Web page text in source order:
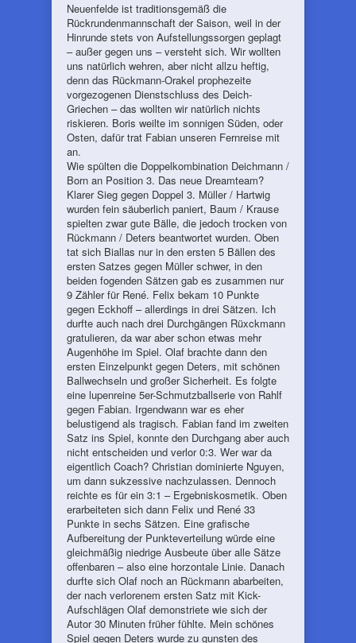
Neuenfelde ist traditionsgemäß die
Rückrundenmannschaft der Saison, weil in der
Hinrunde stets von Aufstellungssorgen geplagt
– außer gegen uns – versteht sich. Wir wollten
uns natürlich wehren, aber nicht allzu heftig,
denn das Rückmann-Orakel prophezeite
vorgezogenen Dienstschluss des Deich-
Griechen – das wollten wir natürlich nichts
riskieren. Boris weilte im sonnigen Süden, oder
Osten, dafür trat Fabian unseren Fernreise mit
an.
Wie spülten die Doppelkombination Deichmann /
Born an Position 3. Das neue Dreamteam?
Klarer Sieg gegen Doppel 3. Müller / Hartwig
wurden fein säuberlich paniert, Baum / Krause
spielten zwar gute Bälle, die jedoch trocken von
Rückmann / Deters beantwortet wurden. Oben
tat sich Biallas nur in den ersten 5 Bällen des
ersten Satzes gegen Müller schwer, in den
beiden fogenden Sätzen gab es zusammen nur
9 Zähler für René. Felix bekam 10 Punkte
gegen Eckhoff – allerdings in drei Sätzen. Ich
durfte auch nach drei Durchgängen Rüxckmann
gratulieren, da war aber schon etwas mehr
Augenhöhe im Spiel. Olaf brachte dann den
ersten Einzelpunkt gegen Deters, mit schönen
Ballwechseln und großer Sicherheit. Es folgte
eine lupenreine 5er-Schmutzballserie von Rahlf
gegen Fabian. Irgendwann war es eher
belustigend als tragisch. Fabian fand im zweiten
Satz ins Spiel, konnte den Durchgang aber auch
nicht entscheiden und verlor 0:3. Wer war da
eigentlich Coach? Christian dominierte Nguyen,
um dann sukzessive nachzulassen. Dennoch
reichte es für ein 3:1 – Ergebniskosmetik. Oben
erarbeiteten sich dann Felix und René 33
Punkte in sechs Sätzen. Eine grafische
Aufbereitung der Punkteverteilung würde eine
gleichmäßig niedrige Ausbeute über alle Sätze
offenbaren – also eine horzontale Linie. Danach
durfte sich Olaf noch an Rückmann abarbeiten,
der nach verlorenem ersten Satz mit Kick-
Aufschlägen Olaf demonstriete wie sich der
Autor 30 Minuten früher fühlte. Mein schönes
Spiel gegen Deters wurde zu gunsten des